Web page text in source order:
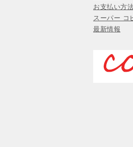
お支払い方
スーパー コ
最新情報